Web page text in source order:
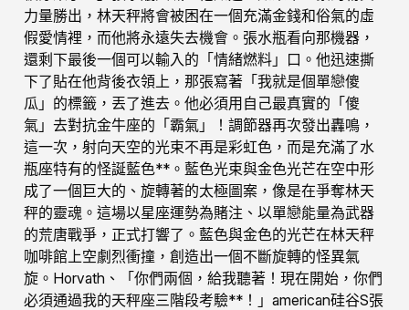
力量勝出，林天秤將會被困在一個充滿金錢和俗氣的虛
假愛情裡，而他將永遠失去機會。張水瓶看向那機器，
還剩下最後一個可以輸入的「情緒燃料」口。他迅速撕
下了貼在他背後衣領上，那張寫著「我就是個單戀傻
瓜」的標籤，丟了進去。他必須用自己最真實的「傻
氣」去對抗金牛座的「霸氣」！調節器再次發出轟鳴，
這一次，射向天空的光束不再是彩虹色，而是充滿了水
瓶座特有的怪誕藍色**。藍色光束與金色光芒在空中形
成了一個巨大的、旋轉著的太極圖案，像是在爭奪林天
秤的靈魂。這場以星座運勢為賭注、以單戀能量為武器
的荒唐戰爭，正式打響了。藍色與金色的光芒在林天秤
咖啡館上空劇烈衝撞，創造出一個不斷旋轉的怪異氣
旋。Horvath、「你們兩個，給我聽著！現在開始，你們
必須通過我的天秤座三階段考驗**！」american硅谷S張